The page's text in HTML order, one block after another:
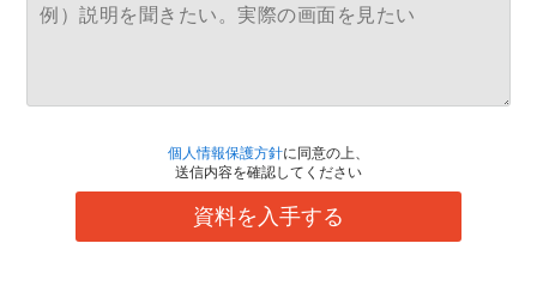
個人情報保護方針に同意の上、
送信内容を確認してください
資料を入手する